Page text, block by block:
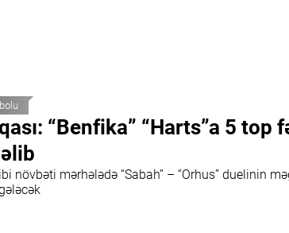
“Benfika” “Harts”a 5 top
növbəti mərhələdə “Sabah” – “Orhus” duelinin